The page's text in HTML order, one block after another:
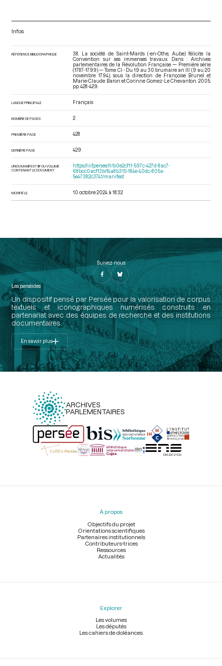
Infos
RÉFÉRENCE BIBLIOGRAPHIQUE
38. La société de Saint-Mards (-en-Othe, Aube) félicite la
Convention sur ses immenses travaux. Dans : Archives
parlementaires de la Révolution Française — Première série
(1787-1799) — Tome CI - Du 19 au 30 brumaire an III (9 au 20
novembre 1794) , sous la direction de Françoise Brunel et
Marie-Claude Baron et Corinne Gomez-Le Chevanton. 2005.
pp. 428-429.
LANGUE PRINCIPALE Français
NOMBRE DE PAGES 2
PREMIÈRE PAGE 428
DERNIÈRE PAGE 429
URI DU MANIFEST IIIF DU VOLUME
CONTENANT LE DOCUMENT
https://iiif.persee.fr/b0e2cf11-597c-427d-8ac7-
68bcc0acf13b/f4a8b315-184e-40dc-805a-
5e47382c3741/manifest
MODIFIÉ LE 10 octobre 2024 à 18:32
Suivez-nous
Les perséides
Un dispositif pensé par Persée pour la valorisation de corpus
textuels et iconographiques numérisés construits en
partenariat avec des équipes de recherche et des institutions
documentaires.
En savoir plus
ARCHIVES
PARLEMENTAIRES
Menu
À propos
Objectifs du projet
Orientations scientifiques
Partenaires institutionnels
Contributeurs-trices
Ressources
Actualités
Explorer
Les volumes
Les députés
Les cahiers de doléances